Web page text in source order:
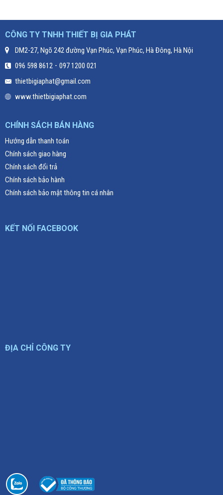
CÔNG TY TNHH THIẾT BỊ GIA PHÁT
DM2-27, Ngõ 242 đường Vạn Phúc, Vạn Phúc, Hà Đông, Hà Nội
096 598 8612 - 097 1200 021
thietbigiaphat@gmail.com
www.thietbigiaphat.com
CHÍNH SÁCH BÁN HÀNG
Hướng dẫn thanh toán
Chính sách giao hàng
Chính sách đổi trả
Chính sách bảo hành
Chính sách bảo mật thông tin cá nhân
KẾT NỐI FACEBOOK
ĐỊA CHỈ CÔNG TY